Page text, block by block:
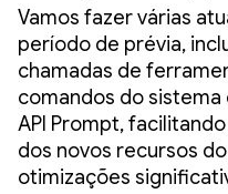
Vamos fazer várias
período de prévia,
chamadas de
comandos do
API Prompt,
dos novos recursos
otimizações